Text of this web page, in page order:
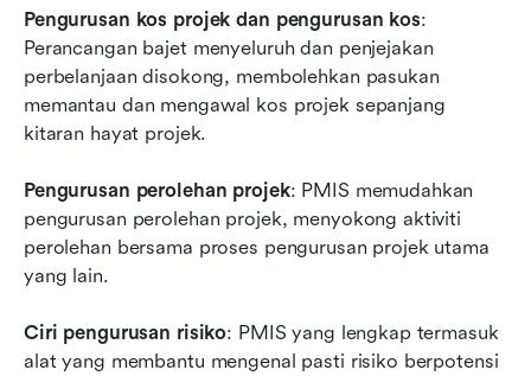
Pengurusan kos projek dan pengurusan kos:
Perancangan bajet menyeluruh dan penjejakan
perbelanjaan disokong, membolehkan pasukan
memantau dan mengawal kos projek sepanjang
kitaran hayat projek.
Pengurusan perolehan projek: PMIS memudahkan
pengurusan perolehan projek, menyokong aktiviti
perolehan bersama proses pengurusan projek utama
yang lain.
Ciri pengurusan risiko: PMIS yang lengkap termasuk
alat yang membantu mengenal pasti risiko berpotensi